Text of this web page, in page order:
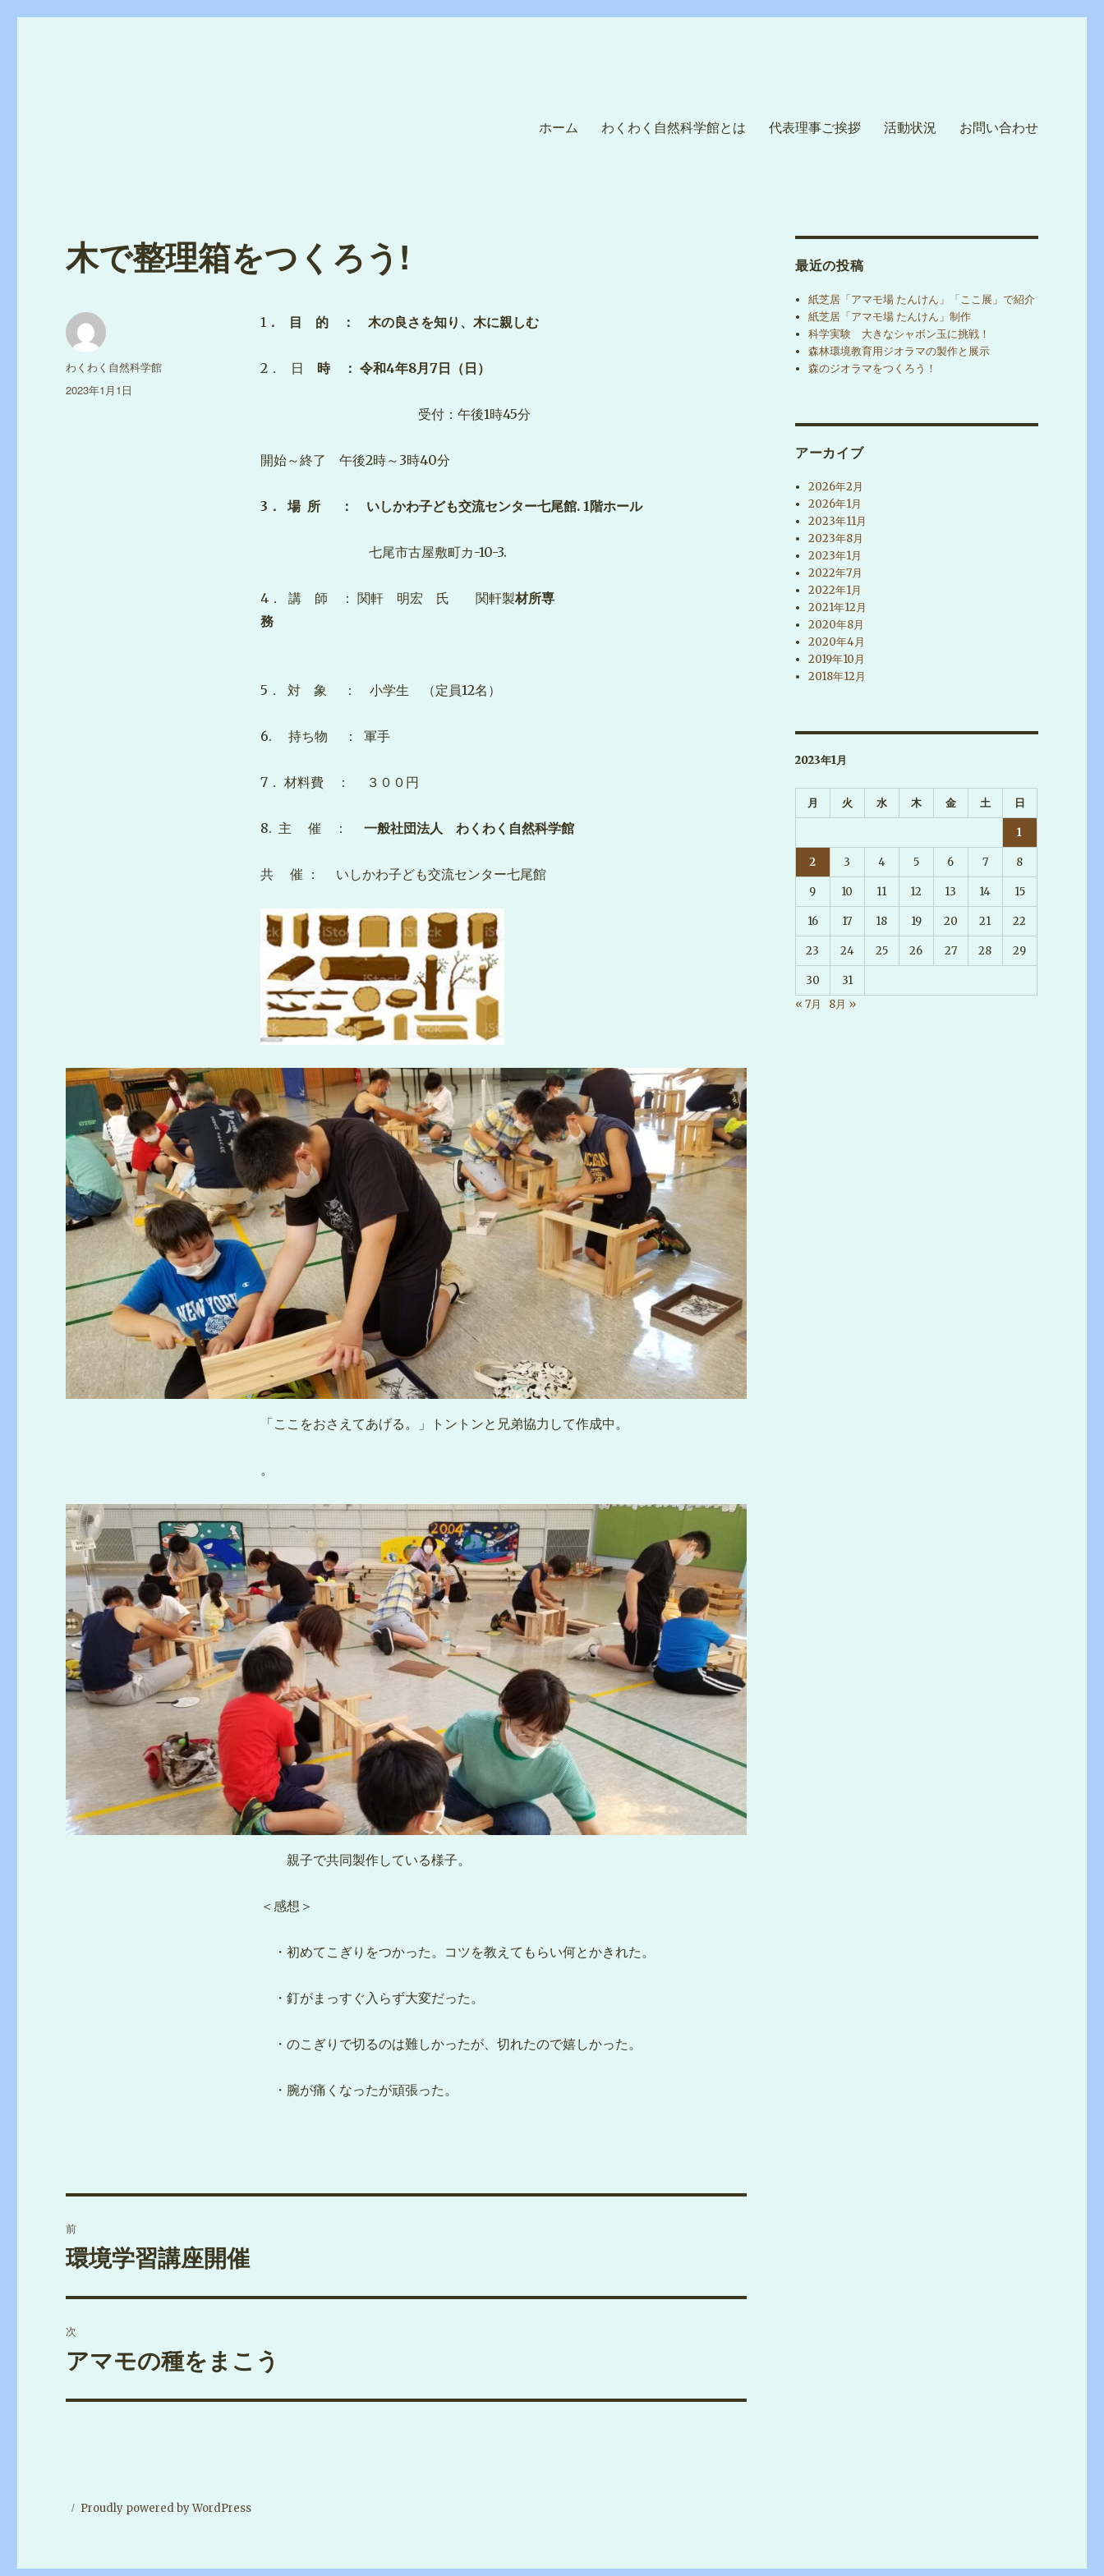
ホーム わくわく自然科学館とは 代表理事ご挨拶 活動状況 お問い合わせ
木で整理箱をつくろう!
1． 目 的 ： 木の良さを知り、木に親しむ
2． 日 時 ： 令和4年8月7日（日）
受付：午後1時45分
開始～終了 午後2時～3時40分
3． 場 所 ： いしかわ子ども交流センター七尾館. 1階ホール
七尾市古屋敷町カ-10-3.
4． 講 師 ： 関軒 明宏 氏 関軒製材所専
務
5． 対 象 ： 小学生 （定員12名）
6. 持ち物 ： 軍手
7． 材料費 ： ３００円
8. 主 催 ： 一般社団法人 わくわく自然科学館
共 催 ： いしかわ子ども交流センター七尾館
「ここをおさえてあげる。」トントンと兄弟協力して作成中。
。
親子で共同製作している様子。
＜感想＞
・初めてこぎりをつかった。コツを教えてもらい何とかきれた。
・釘がまっすぐ入らず大変だった。
・のこぎりで切るのは難しかったが、切れたので嬉しかった。
・腕が痛くなったが頑張った。
投
稿
わくわく自然科学館
投
2023年1月1日
稿
ゲ
前
過
去
の
投
環境学習講座開催
次
次
投
アマモの種をまこう
最近の投稿
紙芝居「アマモ場 たんけん」「ここ展」で紹介
紙芝居「アマモ場 たんけん」制作
科学実験 大きなシャボン玉に挑戦！
森林環境教育用ジオラマの製作と展示
森のジオラマをつくろう！
アーカイブ
2026年2月
2026年1月
2023年11月
2023年8月
2023年1月
2022年7月
2022年1月
2021年12月
2020年8月
2020年4月
2019年10月
2018年12月
2023年1月
月 火 水 木 金 土 日
1
2 3 4 5 6 7 8
9 10 11 12 13 14 15
16 17 18 19 20 21 22
23 24 25 26 27 28 29
30
31
« 7月
8月 »
Proudly powered by WordPress